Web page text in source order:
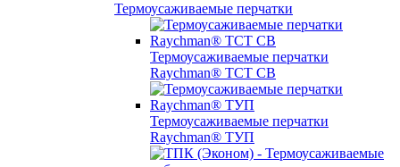
Термоусаживаемые перчатки
Термоусаживаемые перчатки
Raychman® TCT CB
Термоусаживаемые перчатки
Raychman® ТУП